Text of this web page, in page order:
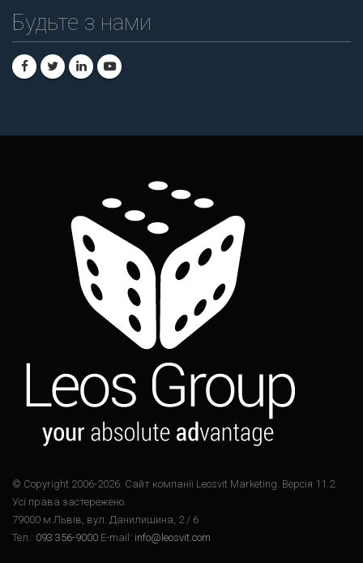
Будьте з нами
© Copyright 2006-2026. Cайт компанії Leosvit Marketing. Версія 11.2.
Усі права застережено.
79000 м.Львів, вул. Данилишина, 2 / 6
Тел.: 093 356-9000 E-mail: info@leosvit.com